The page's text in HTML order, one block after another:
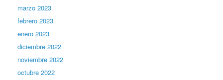
marzo 2023
febrero 2023
enero 2023
diciembre 2022
noviembre 2022
octubre 2022